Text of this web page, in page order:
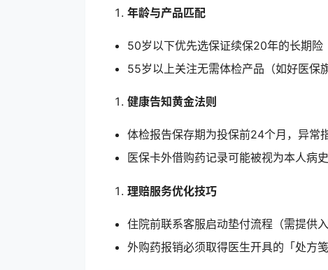
年龄与产品匹配
50岁以下优先选保证续保20年的长期险
55岁以上关注无需体检产品（如好医保
健康告知黄金法则
体检报告保存期为投保前24个月，异常
医保卡外借购药记录可能被视为本人病
理赔服务优化技巧
住院前联系客服启动垫付流程（需提供
外购药报销必须取得医生开具的「处方